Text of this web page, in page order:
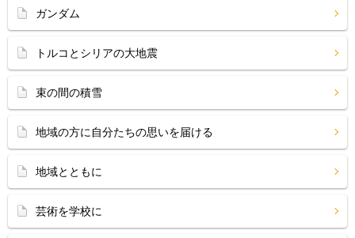
ガンダム
トルコとシリアの大地震
束の間の積雪
地域の方に自分たちの思いを届ける
地域とともに
芸術を学校に